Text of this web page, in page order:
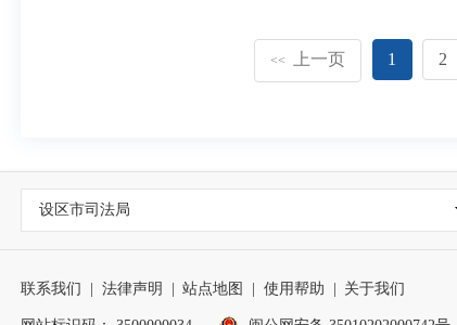
<< 上一页 1 2
设区市司法局
联系我们 法律声明 站点地图 使用帮助 关于我们